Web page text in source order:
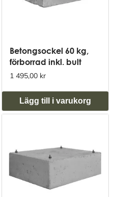
Betongsockel 60 kg,
förborrad inkl. bult
1 495,00 kr
Lägg till i varukorg